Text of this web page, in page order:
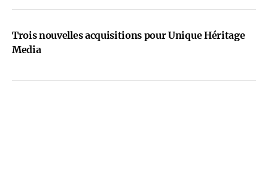
Trois nouvelles acquisitions pour Unique Héritage
Media